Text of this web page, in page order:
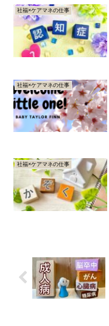
社福×ケアマネの仕事
社福×ケアマネの仕事
社福×ケアマネの仕事